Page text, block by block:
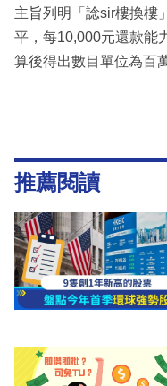
主旨列明「諗sir樓換樓
平，每10,000元還款能
算後得出數目單位為百
推薦閱讀